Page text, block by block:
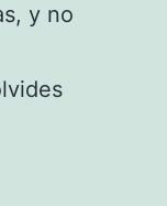
y no